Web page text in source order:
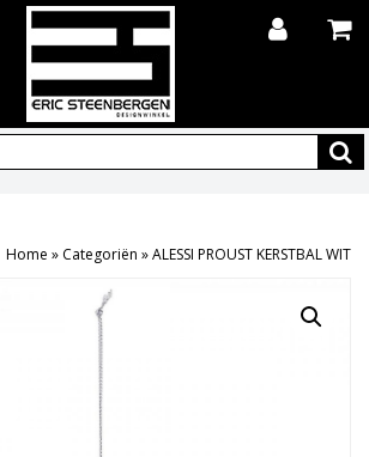
Home » Categoriën »ALESSI PROUST KERSTBAL WIT